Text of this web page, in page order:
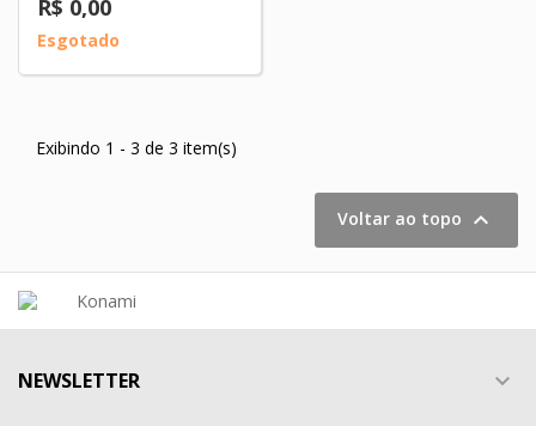
R$ 0,00
Esgotado
Exibindo 1 - 3 de 3 item(s)
Voltar ao topo 
NEWSLETTER 